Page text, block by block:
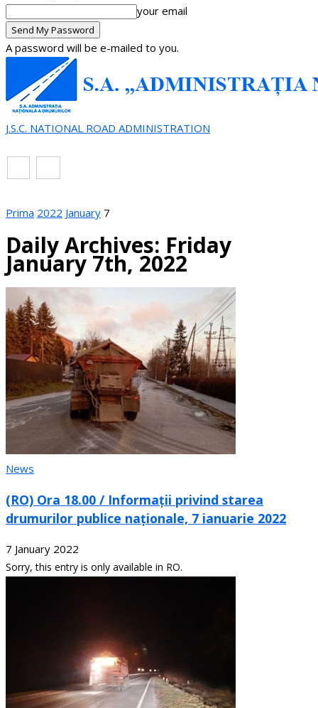
your email
A password will be e-mailed to you.
J.S.C. NATIONAL ROAD ADMINISTRATION
Prima 2022 January 7
Daily Archives: Friday
January 7th, 2022
News
(RO) Ora 18.00 / Informații privind starea
drumurilor publice naționale, 7 ianuarie 2022
7 January 2022
Sorry, this entry is only available in RO.